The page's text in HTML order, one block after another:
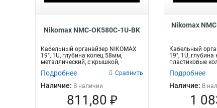
Nikomax NMC-OK580C-1U-BK
Кабельный органайзер NIKOMAX
19", 1U, глубина колец 58мм,
металлический, с крышкой,
черный...
Подробнее Сравнить
Наличие: В наличии
811,80 ₽
Nikomax
Кабельный
19", 1U,
пластиковые
отверстиям...
Подробнее
Наличие: В
1